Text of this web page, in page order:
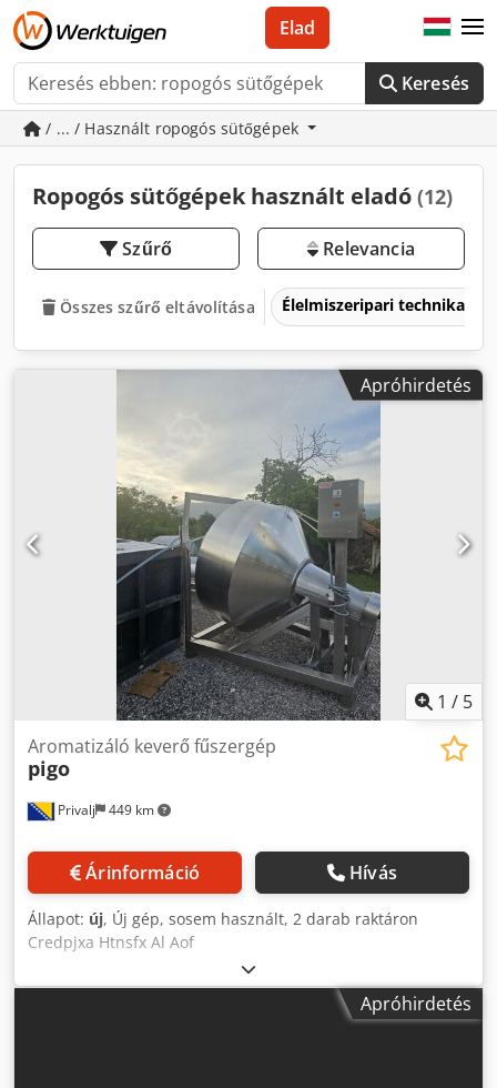
Keresés
Elad
/ ... / Használt ropogós sütőgépek
Ropogós sütőgépek használt eladó (12)
Szűrő Relevancia
Összes szűrő eltávolítása Élelmiszeripari technika
Apróhirdetés
1 / 5
Privalj 449 km
Aromatizáló keverő fűszergép
pigo
Árinformáció Hívás
Állapot: új, Új gép, sosem használt, 2 darab raktáron
Credpjxa Htnsfx Al Aof
Apróhirdetés